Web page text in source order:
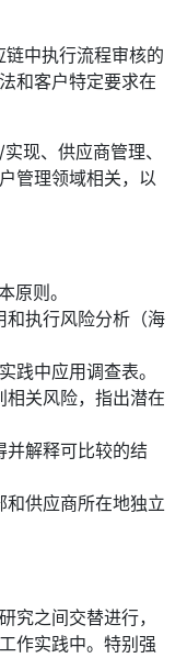
中执行流程审核的
和客户特定要求在
现、供应商管理、
管理领域相关，以
原则。
和执行风险分析（海
践中应用调查表。
关风险，指出潜在
并解释可比较的结
和供应商所在地独立
究之间交替进行，
作实践中。特别强